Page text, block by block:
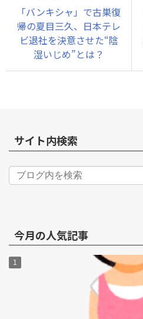
「バンキシャ」で古巣復
帰の夏目三久、日本テレ
ビ退社を決意させた“陰
湿いじめ”とは？
サイト内検索
今月の人気記事